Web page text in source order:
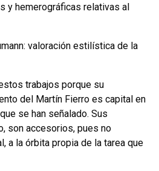
y hemerográficas relativas al
valoración estilística de la
trabajos porque su
del Martín Fierro es capital en
se han señalado. Sus
son accesorios, pues no
a la órbita propia de la tarea que